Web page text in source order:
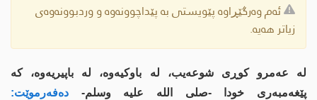
ئەم وەرگێڕاوە پێویستی بە پێداچوونەوە و وردبوونەوەی
زیاتر هەیە.
لە عەمرو کوڕی شوعەیب، لە باوکیەوە، لە باپیریەوە، کە
پێغەمبەری خودا -صلى اللە علیە وسلم- دەفەرموێت: